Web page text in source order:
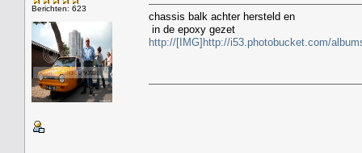
Berichten: 623
chassis balk achter hersteld en
in de epoxy gezet
http://[IMG]http://i53.photobucket.com/